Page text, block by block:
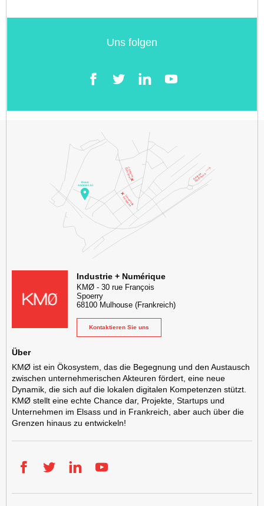
Uns folgen
KMØ Lieu d'innovation dédié à la transformation digitale de
Industrie + Numérique
KMØ- 30 rue François
Spoerry
68100 Mulhouse (Frankreich)
Kontaktieren Sie uns
Über
KMØ ist ein Ökosystem, das die Begegnung und den Austausch
zwischen unternehmerischen Akteuren fördert, eine neue
Dynamik, die sich auf die lokalen digitalen Kompetenzen stützt.
KMØ stellt eine echte Chance dar, Projekte, Startups und
Unternehmen im Elsass und in Frankreich, aber auch über die
Grenzen hinaus zu entwickeln!